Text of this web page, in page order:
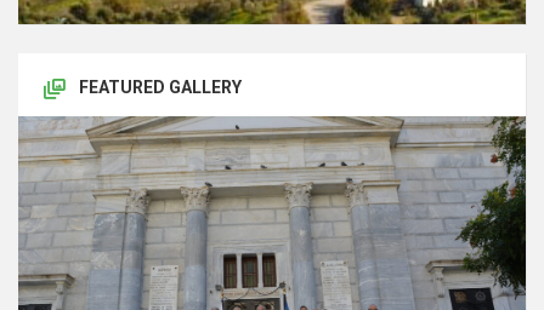
FEATURED GALLERY